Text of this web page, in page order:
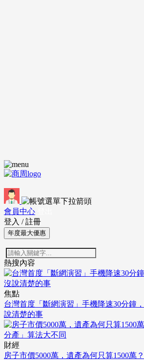
會員中心
登入 / 註冊
年度最大優惠
熱搜內容
焦點
台灣首度「斷網演習」手機降速30分鐘
說清楚的事
財經
房子市價5000萬，遺產為何只算1500萬